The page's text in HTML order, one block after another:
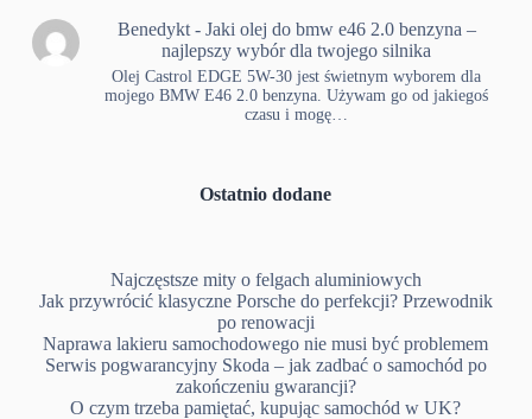
Benedykt- Jaki olej do bmw e46 2.0 benzyna –
najlepszy wybór dla twojego silnika
Olej Castrol EDGE 5W-30 jest świetnym wyborem dla
mojego BMW E46 2.0 benzyna. Używam go od jakiegoś
czasu i mogę…
Ostatnio dodane
Najczęstsze mity o felgach aluminiowych
Jak przywrócić klasyczne Porsche do perfekcji? Przewodnik
po renowacji
Naprawa lakieru samochodowego nie musi być problemem
Serwis pogwarancyjny Skoda – jak zadbać o samochód po
zakończeniu gwarancji?
O czym trzeba pamiętać, kupując samochód w UK?